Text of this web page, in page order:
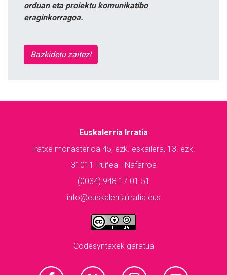
orduan eta proiektu komunikatibo
eraginkorragoa.
Bazkidetu zaitez!
Euskalerria Irratia
Iratxe monasterioa 45, ezk. eskailera, 13. ezk.
31011 Iruñea - Nafarroa
(0034) 948 17 01 51
info@euskalerriairratia.eus
Codesyntaxek garatua